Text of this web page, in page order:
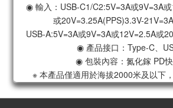
◉ 輸入：USB-C1/C2:5V=3A或9V=3A
或20V=3.25A(PPS)3.3V-
USB-A:5V=3A或9V=3A或12V=2.5A或
◉ 產品接口：Type-C、
◉ 包裝內容：氮化鎵 PD
※ 本產品僅適用於海拔2000米及以下